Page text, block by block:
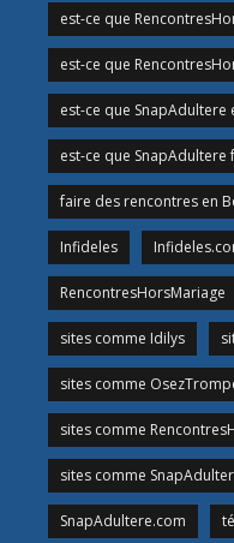
est-ce que
est-ce que
est-ce que SnapAdultere
est-ce que SnapAdultere
faire des rencontres en
Infideles
RencontresHorsMariage
sites comme Idilys
sites comme
sites comme
sites comme
SnapAdultere.com